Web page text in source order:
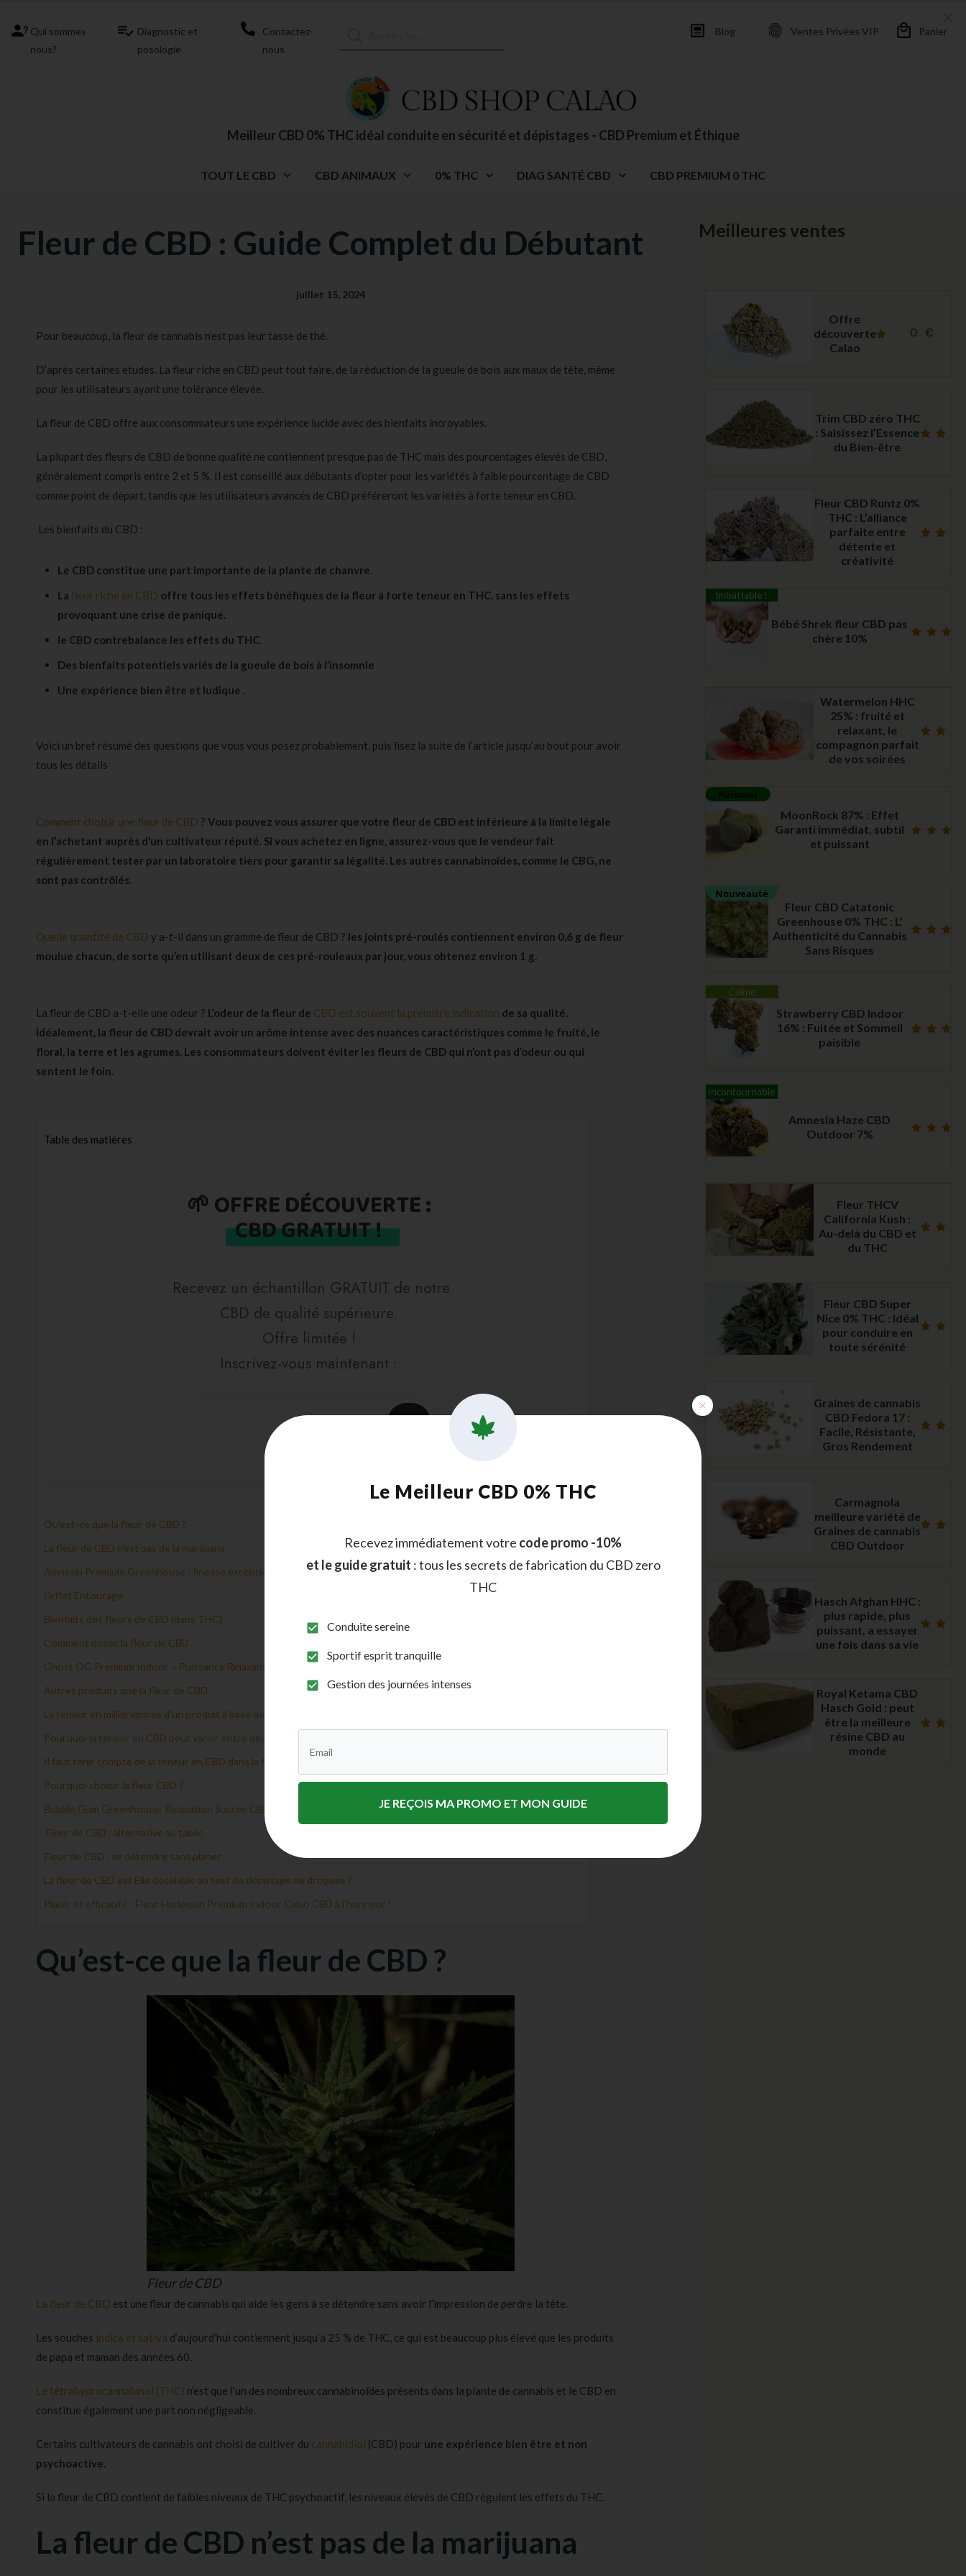
Qui sommes
nous?
Diagnostic et
posologie
Contactez-
nous
produits
Blog Ventes Privées VIP Panier
Meilleur CBD 0% THC idéal conduite en sécurité et dépistages - CBD Premium et Éthique
TOUT LE CBD CBD ANIMAUX 0% THC DIAG SANTÉ CBD CBD PREMIUM 0 THC
Fleur de CBD : Guide Complet du Débutant
juillet 15, 2024
Pour beaucoup, la fleur de cannabis n’est pas leur tasse de thé.
D’après certaines etudes. La fleur riche en CBD peut tout faire, de la réduction de la gueule de bois aux maux de tête, même
pour les utilisateurs ayant une tolérance élevée.
La fleur de CBD offre aux consommateurs une expérience lucide avec des bienfaits incroyables.
La plupart des fleurs de CBD de bonne qualité ne contiennent presque pas de THC mais des pourcentages élevés de CBD,
généralement compris entre 2 et 5 %. Il est conseillé aux débutants d’opter pour les variétés à faible pourcentage de CBD
comme point de départ, tandis que les utilisateurs avancés de CBD préféreront les variétés à forte teneur en CBD.
Les bienfaits du CBD :
Le CBD constitue une part importante de la plante de chanvre.
La fleur riche en CBD offre tous les effets bénéfiques de la fleur à forte teneur en THC, sans les effets
provoquant une crise de panique.
le CBD contrebalance les effets du THC.
Des bienfaits potentiels variés de la gueule de bois à l’insomnie
Une expérience bien être et ludique .
Voici un bref résumé des questions que vous vous posez probablement, puis lisez la suite de l’article jusqu’au bout pour avoir
tous les détails
Comment choisir une fleur de CBD ? Vous pouvez vous assurer que votre fleur de CBD est inférieure à la limite légale
en l’achetant auprès d’un cultivateur réputé. Si vous achetez en ligne, assurez-vous que le vendeur fait
régulièrement tester par un laboratoire tiers pour garantir sa légalité. Les autres cannabinoïdes, comme le CBG, ne
sont pas contrôlés.
Quelle quantité de CBD y a-t-il dans un gramme de fleur de CBD ? les joints pré-roulés contiennent environ 0,6 g de fleur
moulue chacun, de sorte qu’en utilisant deux de ces pré-rouleaux par jour, vous obtenez environ 1 g.
La fleur de CBD a-t-elle une odeur ? L’odeur de la fleur de CBD est souvent la première indication de sa qualité.
Idéalement, la fleur de CBD devrait avoir un arôme intense avec des nuances caractéristiques comme le fruité, le
floral, la terre et les agrumes. Les consommateurs doivent éviter les fleurs de CBD qui n’ont pas d’odeur ou qui
sentent le foin.
Table des matières
🌱 OFFRE DÉCOUVERTE :
CBD GRATUIT !
Recevez un échantillon GRATUIT de notre
CBD de qualité supérieure.
Offre limitée !
Inscrivez-vous maintenant :
Qu’est-ce que la fleur de CBD ?
La fleur de CBD n’est pas de la marijuana
Amnesia Premium Greenhouse : finesse exceptionnelle
L’effet Entourage
Bienfaits des fleurs de CBD (dans THC)
Comment doser la fleur de CBD
Ghost OG Premium Indoor – Puissance Relaxante et Saveur d’Agrumes
Autres produits que la fleur de CBD
La teneur en milligrammes d’un produit à base de chanvre
Pourquoi la teneur en CBD peut varier entre deux fleurs ?
Il faut tenir compte de la teneur en CBD dans la fleur
Pourquoi choisir la fleur CBD ?
Bubble Gum Greenhouse: Relaxation Sucrée CBD!
Fleur de CBD : alternative au tabac
Fleur de CBD : se détendre sans planer
La fleur de CBD est Elle décelable au test de dépistage de drogues ?
Plaisir et efficacité : Fleur Harlequin Premium Indoor Calao CBD à l’honneur !
Qu’est-ce que la fleur de CBD ?
Fleur de CBD
La fleur de CBD est une fleur de cannabis qui aide les gens à se détendre sans avoir l’impression de perdre la tête.
Les souches indica et sativa d’aujourd’hui contiennent jusqu’à 25 % de THC, ce qui est beaucoup plus élevé que les produits
de papa et maman des années 60.
Le tétrahydrocannabinol (THC) n’est que l’un des nombreux cannabinoïdes présents dans la plante de cannabis et le CBD en
constitue également une part non négligeable.
Certains cultivateurs de cannabis ont choisi de cultiver du cannabidiol (CBD) pour une expérience bien être et non
psychoactive.
Si la fleur de CBD contient de faibles niveaux de THC psychoactif, les niveaux élevés de CBD régulent les effets du THC.
La fleur de CBD n’est pas de la marijuana
Meilleures ventes
Offre
découverte
Calao
0 €
Trim CBD zéro THC
: Saisissez l’Essence
du Bien-être
Fleur CBD Runtz 0%
THC : L’alliance
parfaite entre
détente et
créativité
Imbattable !
Bébé Shrek fleur CBD pas
chère 10%
Watermelon HHC
25% : fruité et
relaxant, le
compagnon parfait
de vos soirées
Puissant
MoonRock 87% : Effet
Garanti immédiat, subtil
et puissant
Nouveauté
Fleur CBD Catatonic
Greenhouse 0% THC : L’
Authenticité du Cannabis
Sans Risques
Calme
Strawberry CBD Indoor
16% : Fuitée et Sommeil
paisible
Incontournable
Amnesia Haze CBD
Outdoor 7%
Fleur THCV
California Kush :
Au-delà du CBD et
du THC
Fleur CBD Super
Nice 0% THC : Idéal
pour conduire en
toute sérénité
Graines de cannabis
CBD Fedora 17 :
Facile, Résistante,
Gros Rendement
Carmagnola
meilleure variété de
Graines de cannabis
CBD Outdoor
Hasch Afghan HHC :
plus rapide, plus
puissant, a essayer
une fois dans sa vie
Royal Ketama CBD
Hasch Gold : peut
être la meilleure
résine CBD au
monde
Le Meilleur CBD 0% THC
Recevez immédiatement votre code promo -10%
et le guide gratuit : tous les secrets de fabrication du CBD zero
THC
Conduite sereine
Sportif esprit tranquille
Gestion des journées intenses
JE REÇOIS MA PROMO ET MON GUIDE